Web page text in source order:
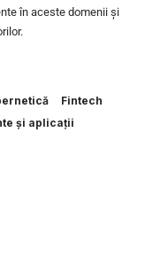
în aceste domenii și
Fintech
și aplicații